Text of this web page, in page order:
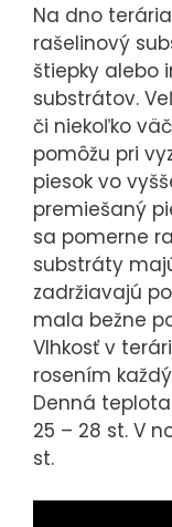
Na dno
rašelinový
štiepky alebo
substrátov.
či niekoľko
pomôžu pri
piesok vo
premiešaný
sa pomerne
substráty
zadržiavajú
mala bežne
Vlhkosť v
rosením
Denná
25 – 28 st. V
st.